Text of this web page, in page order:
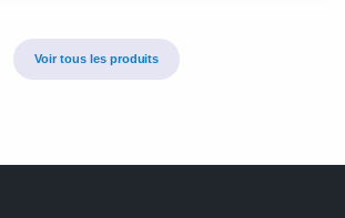
Voir tous les produits